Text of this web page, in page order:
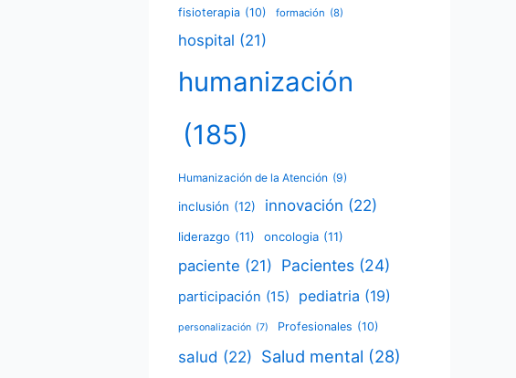
fisioterapia (10) formación (8)
hospital (21)
humanización
(185)
Humanización de la Atención (9)
inclusión (12) innovación (22)
liderazgo (11) oncologia (11)
paciente (21) Pacientes (24)
participación (15) pediatria (19)
personalización (7) Profesionales (10)
salud (22) Salud mental (28)